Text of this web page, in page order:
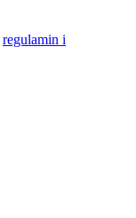
regulamin i